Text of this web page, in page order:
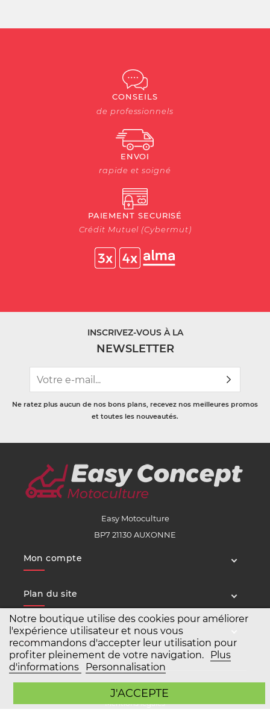
Notre boutique utilise des cookies pour améliorer
l'expérience utilisateur et nous vous
recommandons d'accepter leur utilisation pour
profiter pleinement de votre navigation.
Plus
d'informations
Personnalisation
J'ACCEPTE
CONSEILS
de professionnels
ENVOI
rapide et soigné
PAIEMENT SECURISÉ
Crédit Mutuel (Cybermut)
INSCRIVEZ-VOUS À LA
NEWSLETTER
Ne ratez plus aucun de nos bons plans, recevez nos meilleures promos
et toutes les nouveautés.
Easy Motoculture
BP7 21130 AUXONNE
Mon compte
Plan du site
Service client
Copyright Easy Motoculture 2026
Mentions légales